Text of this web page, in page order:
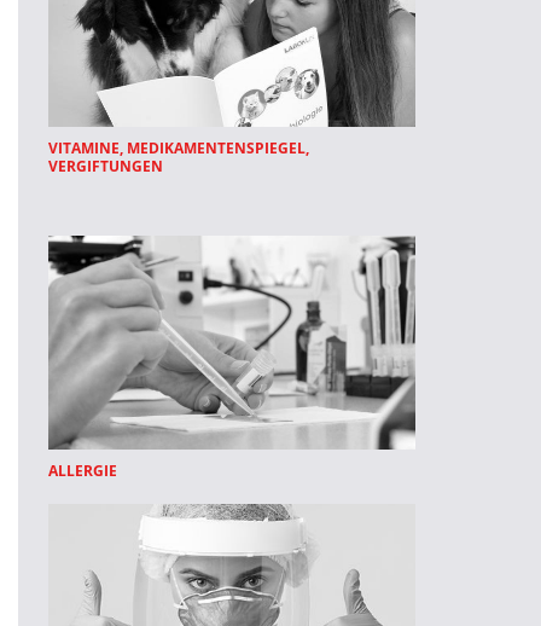
VITAMINE, MEDIKAMENTENSPIEGEL,
VERGIFTUNGEN
ALLERGIE